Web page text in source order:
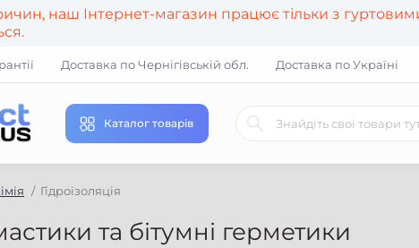
наш Інтернет-магазин працює тільки з
Доставка по Чернігівській обл. Доставка по Україні
Каталог товарів
Гідроізоляція
та бітумні герметики